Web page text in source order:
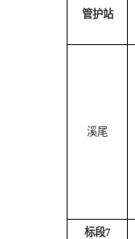
管护站
溪尾
标段7